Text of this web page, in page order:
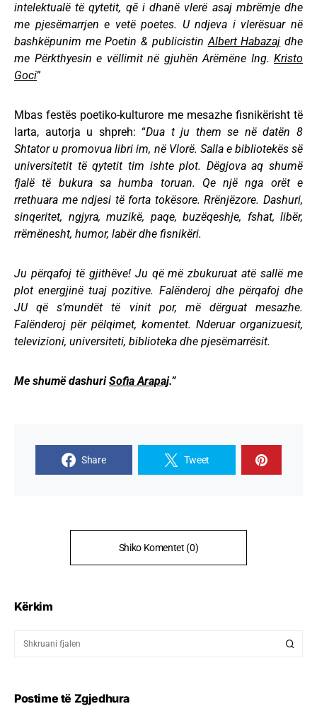
intelektualë të qytetit, qē i dhanë vlerë asaj mbrëmje dhe
me pjesëmarrjen e vetë poetes. U ndjeva i vlerësuar në
bashkëpunim me Poetin & publicistinAlbert Habazaj dhe
me Përkthyesin e vëllimit në gjuhën Arëmëne Ing. Kristo
Goci”
Mbas festës poetiko-kulturore me mesazhe fisnikërisht të
larta, autorja u shpreh: “Dua t ju them se në datën 8
Shtator u promovua libri im, në Vlorë. Salla e bibliotekës së
universitetit të qytetit tim ishte plot. Dëgjova aq shumë
fjalë të bukura sa humba toruan. Qe një nga orët e
rrethuara me ndjesi të forta tokësore. Rrënjëzore. Dashuri,
sinqeritet, ngjyra, muzikë, paqe, buzëqeshje, fshat, libër,
rrëmënesht, humor, labër dhe fisnikëri.
Ju përqafoj të gjithëve! Ju që më zbukuruat atë sallë me
plot energjinë tuaj pozitive. Falënderoj dhe përqafoj dhe
JU që s’mundët të vinit por, më dërguat mesazhe.
Falënderoj për pëlqimet, komentet. Nderuar organizuesit,
televizioni, universiteti, biblioteka dhe pjesëmarrësit.
Me shumë dashuriSofia Arapaj.”
Share Tweet
Shiko Komentet (0)
Kërkim
Postime të Zgjedhura